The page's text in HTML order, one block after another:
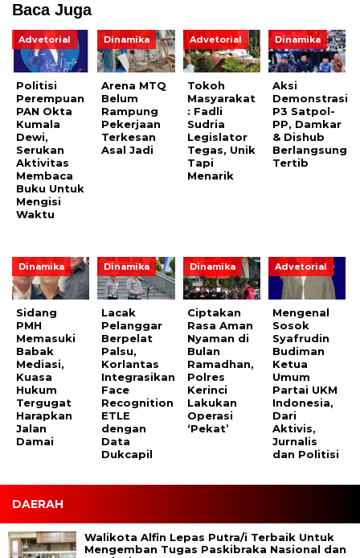
Baca Juga
Advetorial
Politisi
Perempuan
PAN Okta
Kumala
Dewi,
Serukan
Aktivitas
Membaca
Buku Untuk
Mengisi
Waktu
Dinamika
Arena MTQ
Belum
Rampung
Pekerjaan
Terkesan
Asal Jadi
Advetorial
Tokoh
Masyarakat
: Fadli
Sudria
Legislator
Tegas, Unik
Tapi
Menarik
Dinamika
Aksi
Demonstrasi
P3 Satpol-
PP, Damkar
& Dishub
Berlangsung
Tertib
Dinamika
Sidang
PMH
Memasuki
Babak
Mediasi,
Kuasa
Hukum
Tergugat
Harapkan
Jalan
Damai
Dinamika
Lacak
Pelanggar
Berpelat
Palsu,
Korlantas
Integrasikan
Face
Recognition
ETLE
dengan
Data
Dukcapil
Dinamika
Ciptakan
Rasa Aman
Nyaman di
Bulan
Ramadhan,
Polres
Kerinci
Lakukan
Operasi
‘Pekat’
Advetorial
Mengenal
Sosok
Syafrudin
Budiman
Ketua
Umum
Partai UKM
Indonesia,
Dari
Aktivis,
Jurnalis
dan Politisi
DAERAH
Walikota Alfin Lepas Putra/i Terbaik Untuk
Mengemban Tugas Paskibraka Nasional dan